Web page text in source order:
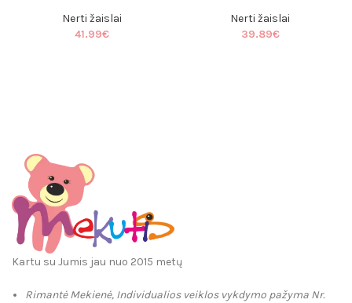
Nerti žaislai
41.99€
Nerti žaislai
39.89€
Kartu su Jumis jau nuo 2015 metų
Rimantė Mekienė, Individualios veiklos vykdymo pažyma Nr.